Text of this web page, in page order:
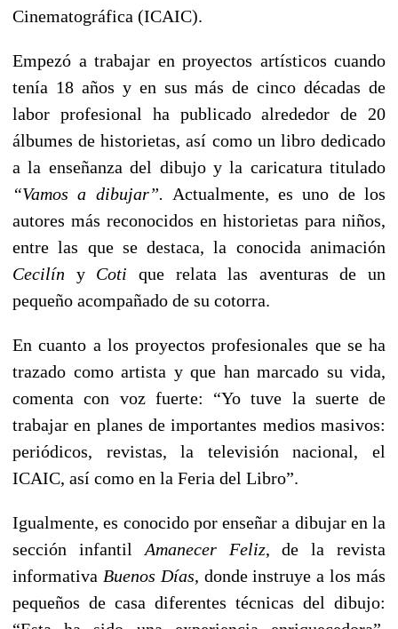
Cinematográfica (ICAIC).
Empezó a trabajar en proyectos artísticos cuando
tenía 18 años y en sus más de cinco décadas de
labor profesional ha publicado alrededor de 20
álbumes de historietas, así como un libro dedicado
a la enseñanza del dibujo y la caricatura titulado
“Vamos a dibujar”. Actualmente, es uno de los
autores más reconocidos en historietas para niños,
entre las que se destaca, la conocida animación
Cecilín y Coti que relata las aventuras de un
pequeño acompañado de su cotorra.
En cuanto a los proyectos profesionales que se ha
trazado como artista y que han marcado su vida,
comenta con voz fuerte: “Yo tuve la suerte de
trabajar en planes de importantes medios masivos:
periódicos, revistas, la televisión nacional, el
ICAIC, así como en la Feria del Libro”.
Igualmente, es conocido por enseñar a dibujar en la
sección infantil Amanecer Feliz, de la revista
informativa Buenos Días, donde instruye a los más
pequeños de casa diferentes técnicas del dibujo: